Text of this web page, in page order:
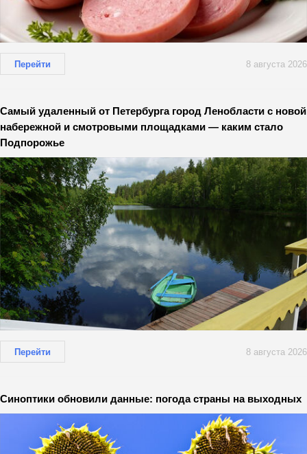
Перейти 8 августа 2026
Самый удаленный от Петербурга город Ленобласти с новой
набережной и смотровыми площадками — каким стало
Подпорожье
Перейти 8 августа 2026
Синоптики обновили данные: погода страны на выходных